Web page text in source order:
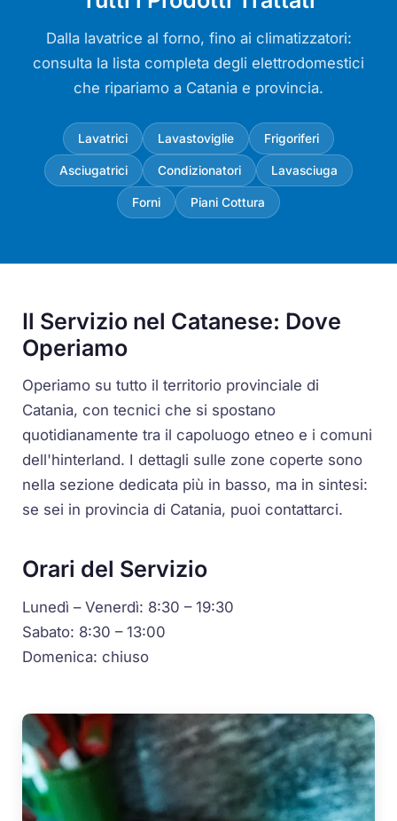
Dalla lavatrice al forno, fino ai climatizzatori:
consulta la lista completa degli elettrodomestici
che ripariamo a Catania e provincia.
Lavatrici Lavastoviglie Frigoriferi
Asciugatrici Condizionatori Lavasciuga
Forni Piani Cottura
Il Servizio nel Catanese: Dove
Operiamo
Operiamo su tutto il territorio provinciale di
Catania, con tecnici che si spostano
quotidianamente tra il capoluogo etneo e i comuni
dell'hinterland. I dettagli sulle zone coperte sono
nella sezione dedicata più in basso, ma in sintesi:
se sei in provincia di Catania, puoi contattarci.
Orari del Servizio
Lunedì – Venerdì: 8:30 – 19:30
Sabato: 8:30 – 13:00
Domenica: chiuso